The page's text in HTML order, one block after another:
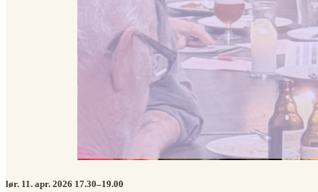
lør. 11. apr. 2026 17.30–19.00